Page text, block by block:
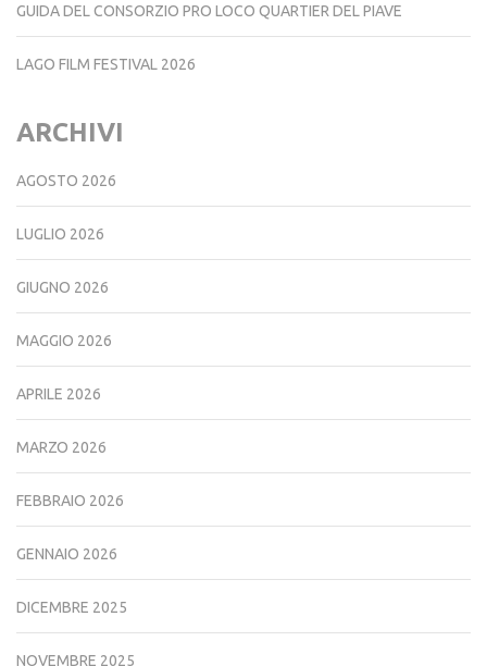
GUIDA DEL CONSORZIO PRO LOCO QUARTIER DEL PIAVE
LAGO FILM FESTIVAL 2026
ARCHIVI
AGOSTO 2026
LUGLIO 2026
GIUGNO 2026
MAGGIO 2026
APRILE 2026
MARZO 2026
FEBBRAIO 2026
GENNAIO 2026
DICEMBRE 2025
NOVEMBRE 2025